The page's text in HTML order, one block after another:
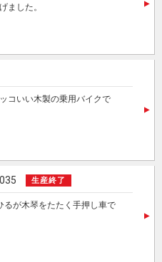
ました。
コいい木製の乗用バイクで
生産終了
るが木琴をたたく手押し車で